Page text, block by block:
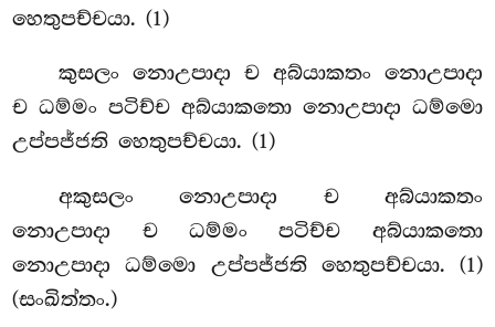
හෙතුපච්චයා. (1)
කුසලං නොඋපාදා ච අබ්යාකතං නොඋපාදා
ච ධම්මං පටිච්ච අබ්යාකතො නොඋපාදා ධම්මො
උප්පජ්ජති හෙතුපච්චයා. (1)
අකුසලං නොඋපාදා ච අබ්යාකතං
නොඋපාදා ච ධම්මං පටිච්ච අබ්යාකතො
නොඋපාදා ධම්මො උප්පජ්ජති හෙතුපච්චයා. (1)
(සංඛිත්තං.)